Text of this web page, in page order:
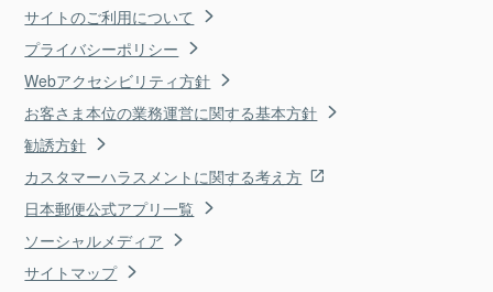
サイトのご利用について
プライバシーポリシー
Webアクセシビリティ方針
お客さま本位の業務運営に関する基本方針
勧誘方針
カスタマーハラスメントに関する考え方
日本郵便公式アプリ一覧
ソーシャルメディア
サイトマップ